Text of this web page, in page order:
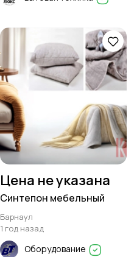
Цена не указана
Синтепон мебельный
Барнаул
1 год назад
Оборудование